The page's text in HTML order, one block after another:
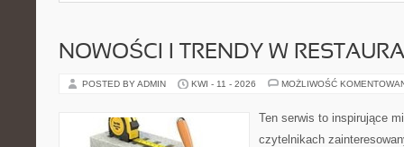
NOWOŚCI I TRENDY W
POSTED BY ADMIN KWI - 11 - 2026 MOŻLIWOŚĆ
Ten serwis to inspirujące
czytelnikach